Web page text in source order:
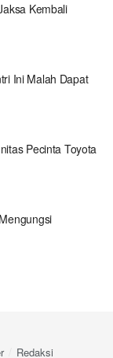
Kembali
Ini Malah Dapat
Pecinta Toyota
Redaksi